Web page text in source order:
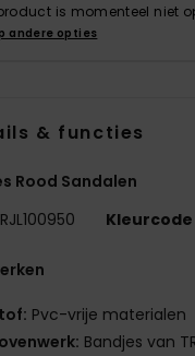
is momenteel niet
andere opties
& functies
Rood Sandalen
Kleurcode
Pvc-vrije materialen
Bandjes van